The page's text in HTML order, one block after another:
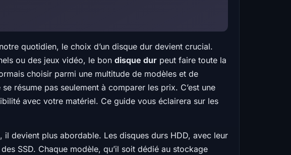
quotidien, le choix d’un disque dur devient crucial.
ou des jeux vidéo, le bon disque dur peut faire toute la
choisir parmi une multitude de modèles et de
résume pas seulement à comparer les prix. C’est une
avec votre matériel. Ce guide vous éclairera sur les
devient plus abordable. Les disques durs HDD, avec leur
SSD. Chaque modèle, qu’il soit dédié au stockage